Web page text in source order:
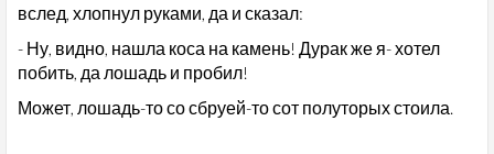
вслед, хлопнул руками, да и сказал:
- Ну, видно, нашла коса на камень! Дурак же я- хотел
побить, да лошадь и пробил!
Может, лошадь-то со сбруей-то сот полуторых стоила.